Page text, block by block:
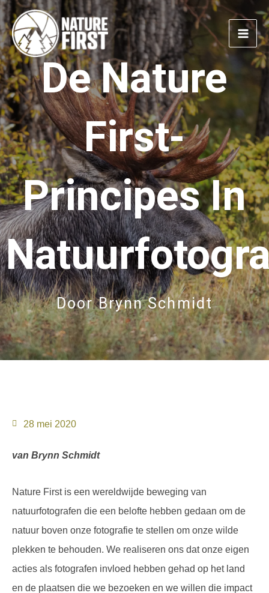
Doorgaan
naar
artikel
De Nature
First-
Principes In
DoorBrynn Schmidt
28 mei 2020
van Brynn Schmidt
Nature First is een wereldwijde beweging van
natuurfotografen die een belofte hebben gedaan om de
natuur boven onze fotografie te stellen om onze wilde
plekken te behouden. We realiseren ons dat onze eigen
acties als fotografen invloed hebben gehad op het land
en de plaatsen die we bezoeken en we willen die impact